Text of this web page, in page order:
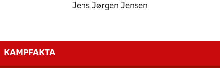
Jens Jørgen Jensen
KAMPFAKTA